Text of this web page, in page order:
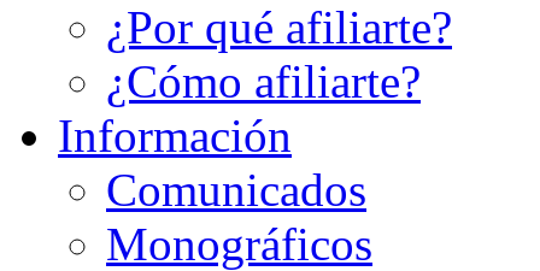
¿Por qué afiliarte?
¿Cómo afiliarte?
Información
Comunicados
Monográficos